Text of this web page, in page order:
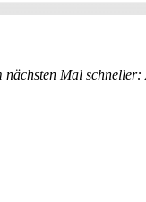
nächsten Mal